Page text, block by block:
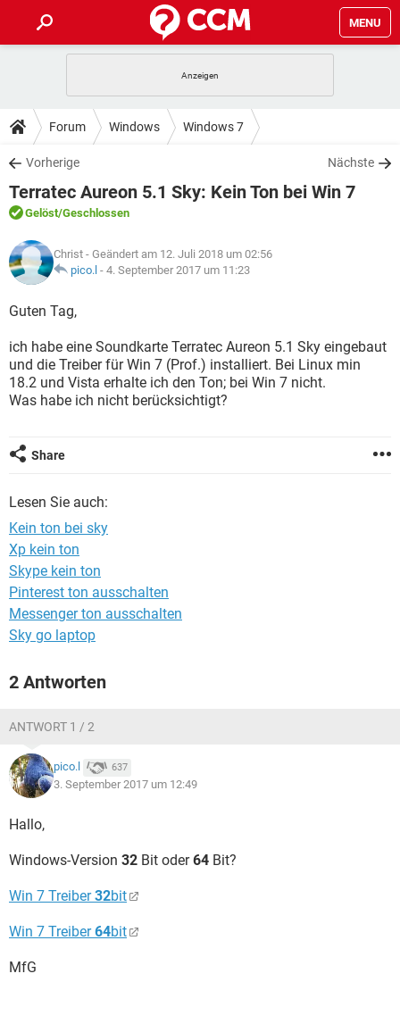
MENU
ANDROID IOS
WINDOWS 10
WHATSAPP TIKTOK
FACEBOOK
TIPPS & TRICKS
SPIELE STREAMING
WINDOWS 10
WHATSAPP
FACEBOOK HARDWARE
DOWNLOADS
SPIELE STREAMING
ANDROID
WINDOWS 10 INSTAGRAM
WHATSAPP
FACEBOOK
FORUM
SPIELE
ANDROID IOS
FACEBOOK HARDWARE
LEXIKON
SPIELE
ANDROID
WINDOWS 10 INSTAGRAM
WHATSAPP TIKTOK
FACEBOOK HARDWARE
Forum Windows Windows 7
Vorherige Nächste
Terratec Aureon 5.1 Sky: Kein Ton bei Win 7
Gelöst/Geschlossen
Christ - Geändert am 12. Juli 2018 um 02:56
pico.l - 4. September 2017 um 11:23
Guten Tag,
ich habe eine Soundkarte Terratec Aureon 5.1 Sky eingebaut
und die Treiber für Win 7 (Prof.) installiert. Bei Linux min
18.2 und Vista erhalte ich den Ton; bei Win 7 nicht.
Was habe ich nicht berücksichtigt?
Share
Lesen Sie auch:
Kein ton bei sky
Xp kein ton
Skype kein ton
Pinterest ton ausschalten
Messenger ton ausschalten
Sky go laptop
2 Antworten
ANTWORT 1 / 2
pico.l 637
3. September 2017 um 12:49
Hallo,
Windows-Version 32 Bit oder64 Bit?
Win 7 Treiber32bit
Win 7 Treiber64bit
MfG